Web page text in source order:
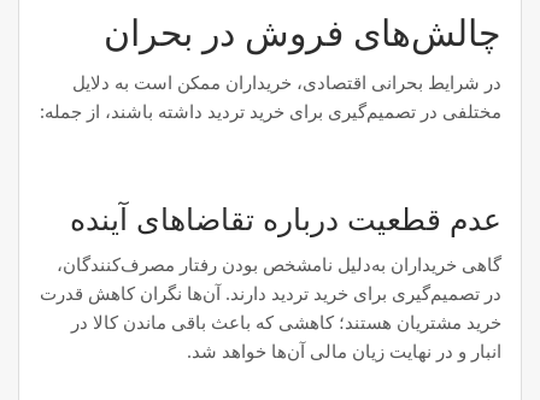
چالش‌های فروش در بحران
در شرایط بحرانی اقتصادی، خریداران ممکن است به دلایل
مختلفی در تصمیم‌گیری برای خرید تردید داشته باشند، از جمله:
عدم قطعیت درباره تقاضاهای آینده
گاهی خریداران به‌دلیل نامشخص بودن رفتار مصرف‌کنندگان،
در تصمیم‌گیری برای خرید تردید دارند. آن‌ها نگران کاهش قدرت
خرید مشتریان هستند؛ کاهشی که باعث باقی ماندن کالا در
انبار و در نهایت زیان مالی آن‌ها خواهد شد.